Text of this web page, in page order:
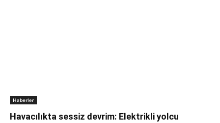
Haberler
Havacılıkta sessiz devrim: Elektrikli yolcu